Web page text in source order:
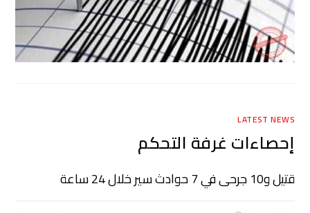
LATEST NEWS
إحصاءات غرفة التحكم
قتيل و10 جرحى في 7 حوادث سير خلال 24 ساعة